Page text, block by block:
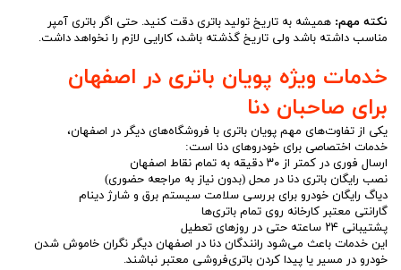
نکته مهم: همیشه به تاریخ تولید باتری دقت کنید. حتی اگر باتری آمپر
مناسب داشته باشد ولی تاریخ گذشته باشد، کارایی لازم را نخواهد داشت.
خدمات ویژه پویان باتری در اصفهان
برای صاحبان دنا
یکی از تفاوت‌های مهم پویان باتری با فروشگاه‌های دیگر در اصفهان،
خدمات اختصاصی برای خودروهای دنا است:
ارسال فوری در کمتر از ۳۰ دقیقه به تمام نقاط اصفهان
نصب رایگان باتری دنا در محل (بدون نیاز به مراجعه حضوری)
دیاگ رایگان خودرو برای بررسی سلامت سیستم برق و شارژ دینام
گارانتی معتبر کارخانه روی تمام باتری‌ها
پشتیبانی ۲۴ ساعته حتی در روزهای تعطیل
این خدمات باعث می‌شود رانندگان دنا در اصفهان دیگر نگران خاموش شدن
خودرو در مسیر یا پیدا کردن باتری‌فروشی معتبر نباشند.